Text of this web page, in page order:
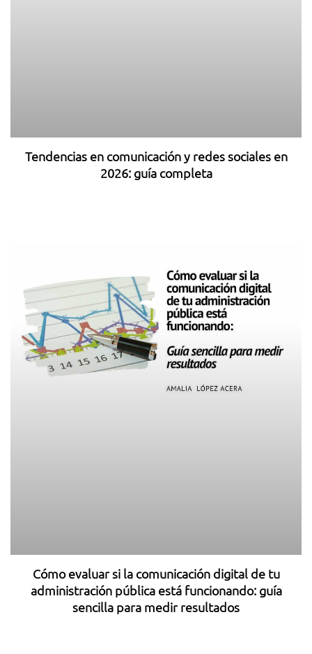
Tendencias en comunicación y redes sociales en
2026: guía completa
Cómo evaluar si la comunicación digital de tu
administración pública está funcionando: guía
sencilla para medir resultados